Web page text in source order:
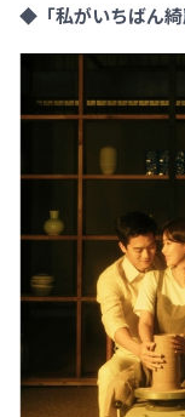
◆「私がいちばん綺